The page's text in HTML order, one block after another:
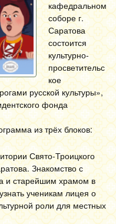
кафедральном
соборе г.
Саратова
состоится
культурно-
просветительс
кое
русской культуры»,
фонда
из трёх блоков:
Свято-Троицкого
Знакомство с
и старейшим храмом в
ученикам лицея о
роли для местных